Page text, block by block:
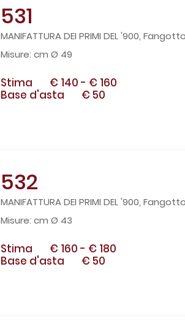
531
MANIFATTURA DEI PRIMI DEL '900, Fangotto
cm Ø 49
Stima € 140 - € 160
Base d'asta
€ 50
532
MANIFATTURA DEI PRIMI DEL '900, Fangotto
cm Ø 43
Stima € 160 - € 180
Base d'asta
€ 50